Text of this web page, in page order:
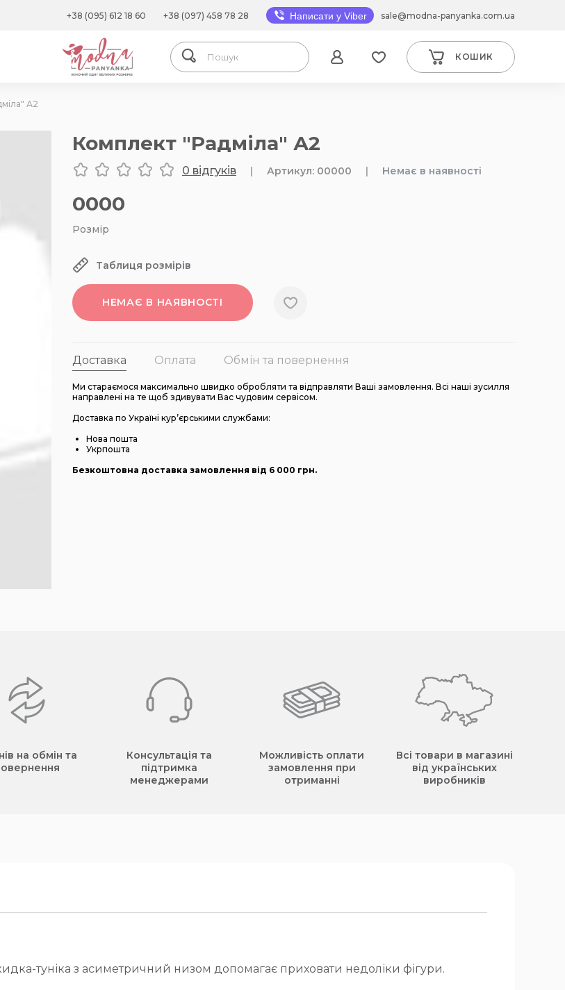
+38 (095) 612 18 60 +38 (097) 458 78 28 Написати у Viber sale@modna-panyanka.com.ua
КОШИК
А2
Комплект "Радміла" А2
0 відгуків | Артикул: 00000 | Немає в наявності
0000
Розмір
Таблиця розмірів
НЕМАЄ В НАЯВНОСТІ
Доставка Оплата Обмін та повернення
Ми стараємося максимально швидко обробляти та відправляти Ваші замовлення. Всі наші зусилля
направлені на те щоб здивувати Вас чудовим сервісом.
Доставка по Україні кур’єрськими службами:
Нова пошта
Укрпошта
Безкоштовна доставка замовлення від 6 000 грн.
на обмін та
Консультація та
підтримка
менеджерами
Можливість оплати
замовлення при
отриманні
Всі товари в магазині
від українських
виробників
туніка з асиметричний низом допомагає приховати недоліки фігури.